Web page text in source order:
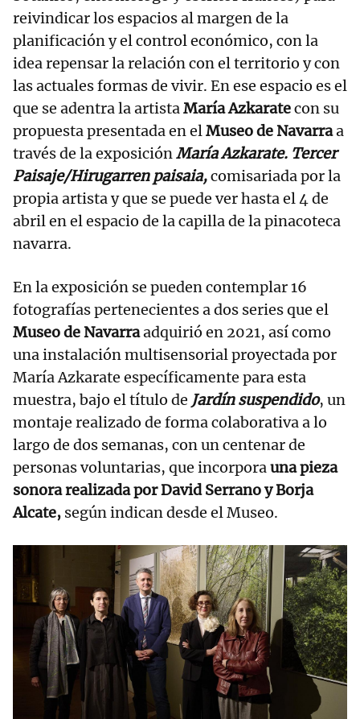
reivindicar los espacios al margen de la
planificación y el control económico, con la
idea repensar la relación con el territorio y con
las actuales formas de vivir. En ese espacio es el
que se adentra la artistaMaría Azkaratecon su
propuesta presentada en elMuseo de Navarraa
través de la exposiciónMaría Azkarate. Tercer
Paisaje/Hirugarren paisaia,comisariada por la
propia artista y que se puede ver hasta el 4 de
abril en el espacio de la capilla de la pinacoteca
navarra.
En la exposición se pueden contemplar 16
fotografías pertenecientes a dos series que el
Museo de Navarraadquirió en 2021, así como
una instalación multisensorial proyectada por
María Azkarate específicamente para esta
muestra, bajo el título de Jardín suspendido, un
montaje realizado de forma colaborativa a lo
largo de dos semanas, con un centenar de
personas voluntarias, que incorporauna pieza
sonora realizada por David Serrano y Borja
Alcate, según indican desde el Museo.